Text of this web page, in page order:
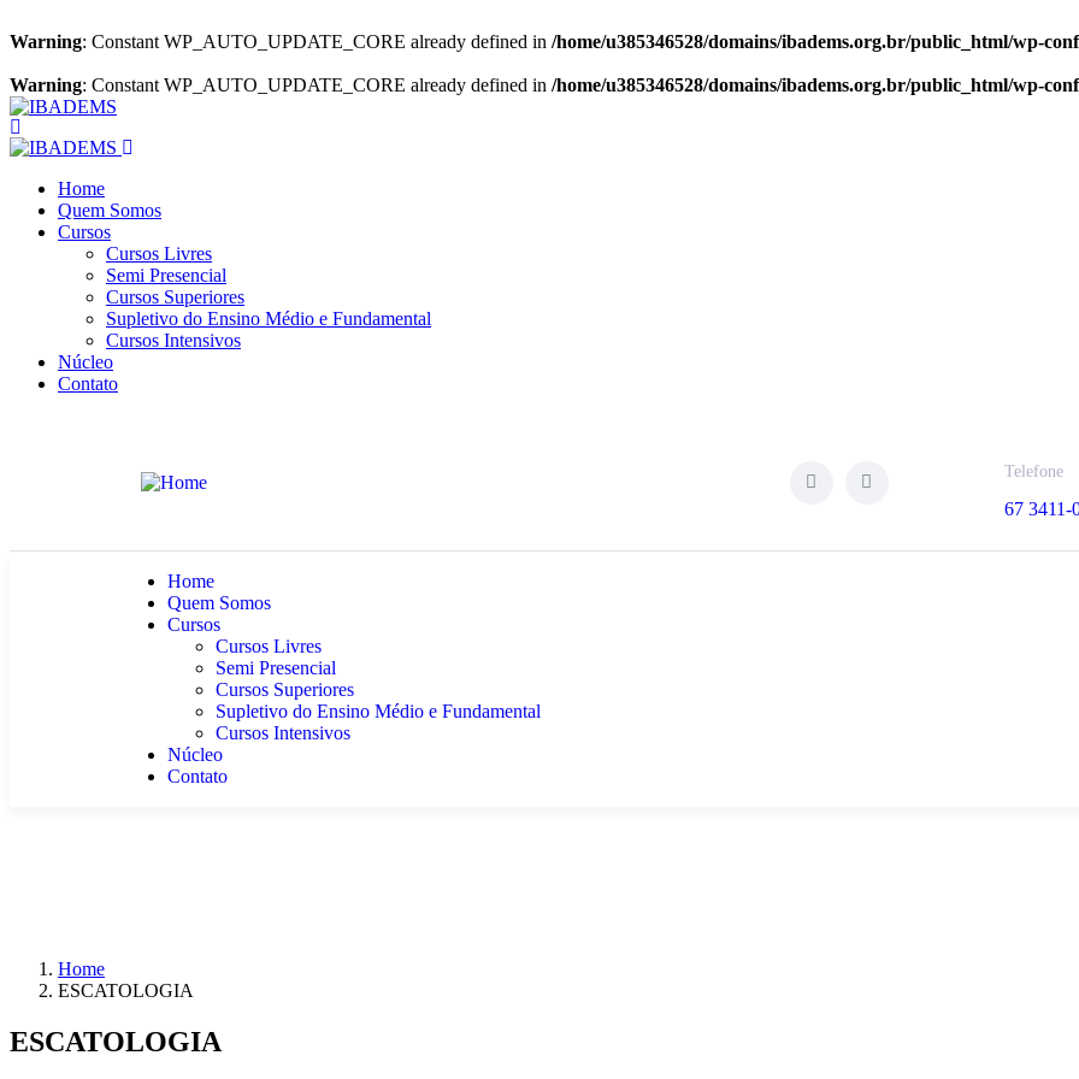
Warning: Constant WP_AUTO_UPDATE_CORE already defined in /home/u385346528/domains/ibadems.org.br/public_html/wp-
Warning: Constant WP_AUTO_UPDATE_CORE already defined in /home/u385346528/domains/ibadems.org.br/public_html/wp-
Home
Quem Somos
Cursos
Cursos Livres
Semi Presencial
Cursos Superiores
Supletivo do Ensino Médio e Fundamental
Cursos Intensivos
Núcleo
Contato
Telefone
67 3411-
Home
Quem Somos
Cursos
Cursos Livres
Semi Presencial
Cursos Superiores
Supletivo do Ensino Médio e Fundamental
Cursos Intensivos
Núcleo
Contato
Home
ESCATOLOGIA
ESCATOLOGIA